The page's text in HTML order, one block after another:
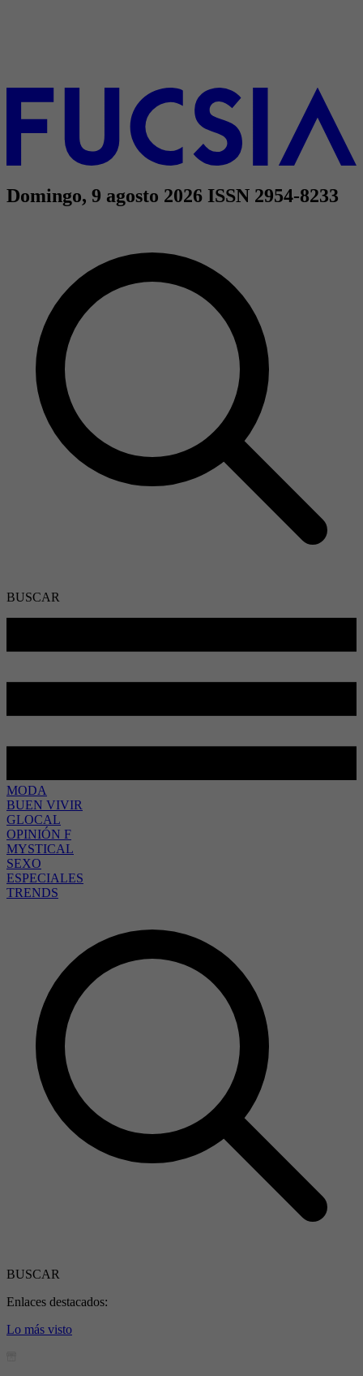
Domingo, 9 agosto 2026 ISSN 2954-8233
BUSCAR
MODA
BUEN VIVIR
GLOCAL
OPINIÓN F
MYSTICAL
SEXO
ESPECIALES
TRENDS
BUSCAR
Enlaces destacados:
Lo más visto